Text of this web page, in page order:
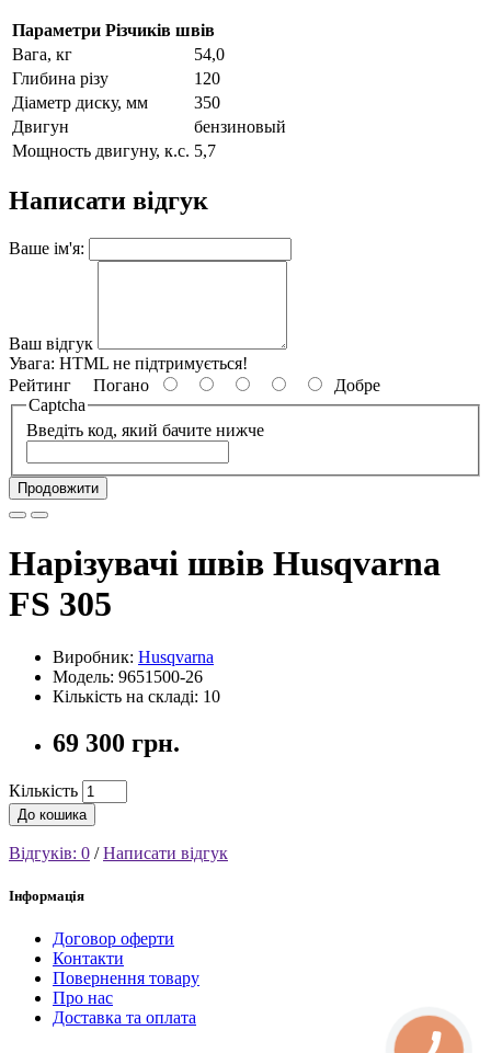
Параметри Різчиків швів
Вага, кг
54,0
Глибина різу
120
Діаметр диску, мм
350
Двигун
бензиновый
Мощность двигуну, к.с. 5,7
Написати відгук
Ваше ім'я:
Ваш відгук
Увага: HTML не підтримується!
Рейтинг Погано
Добре
Captcha
Введіть код, який бачите нижче
Продовжити
Нарізувачі швів Husqvarna
FS 305
Виробник: Husqvarna
Модель: 9651500-26
Кількість на складі: 10
69 300 грн.
Кількість
До кошика
Відгуків: 0 /Написати відгук
Інформація
Договор оферти
Контакти
Повернення товару
Про нас
Доставка та оплата